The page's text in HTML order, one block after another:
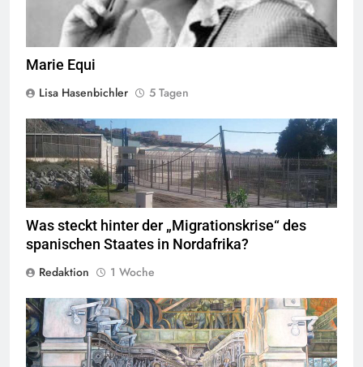
Marie Equi
Lisa Hasenbichler
5 Tagen
Valla de la Frontera zwischen Ceuta und Marokko.Quelle©
Xemenendura, CA-
BY-SA-3.0
Was steckt hinter der „Migrationskrise“ des
spanischen Staates in Nordafrika?
Redaktion
1 Woche
Das Gemälde des mexikanischen Kommunisten Diego Rivera
entstand als Teil einer Serie von 27 Freskos, erstellt zwischen 1932
und 1933, welche die Industrie der Ford Motor Compani in Detroit
zeigen.Quelle© flickr, cdshockCC-BY-SA-2.0